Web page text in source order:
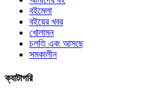
বইমেলা
বইয়ের খবর
খোলামন
চলতি এবং আসছে
সমকালীন
ক্যাটাগরি